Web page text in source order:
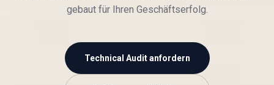
gebaut für Ihren Geschäftserfolg.
Technical Audit anfordern